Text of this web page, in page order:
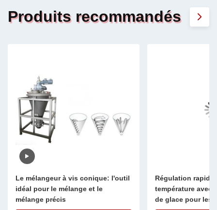
Produits recommandés
Le mélangeur à vis conique: l'outil
idéal pour le mélange et le
mélange précis
Régulation rapide
température avec
de glace pour les